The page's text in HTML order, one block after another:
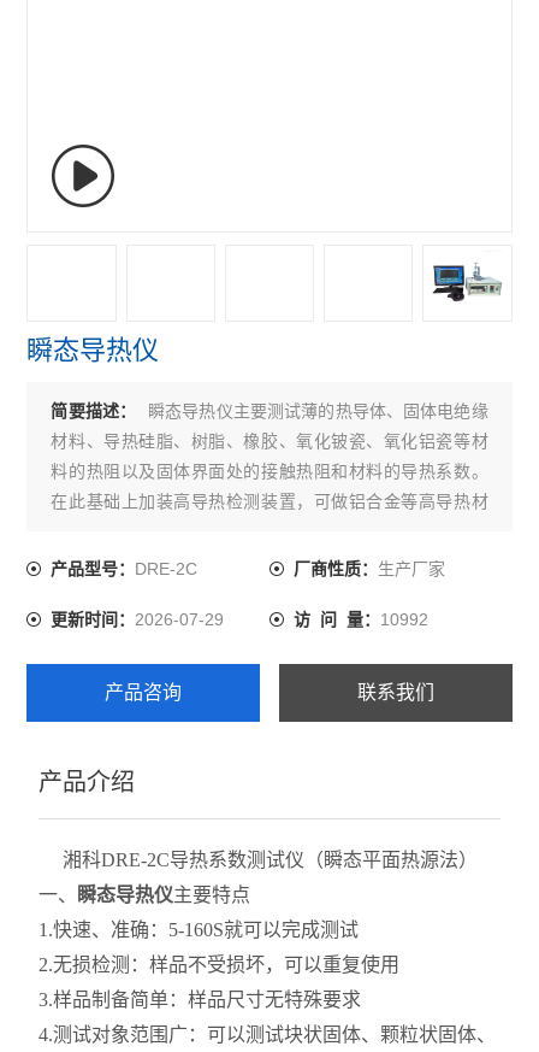
瞬态导热仪
简要描述：
瞬态导热仪主要测试薄的热导体、固体电绝缘
材料、导热硅脂、树脂、橡胶、氧化铍瓷、氧化铝瓷等材
料的热阻以及固体界面处的接触热阻和材料的导热系数。
在此基础上加装高导热检测装置，可做铝合金等高导热材
热阻测试。
产品型号： DRE-2C 厂商性质： 生产厂家
更新时间：2026-07-29 访 问 量： 10992
产品咨询 联系我们
产品介绍
湘科DRE-2C导热系数测试仪（瞬态平面热源法）
一、 瞬态导热仪主要特点
1.快速、准确：5-160S就可以完成测试
2.无损检测：样品不受损坏，可以重复使用
3.样品制备简单：样品尺寸无特殊要求
4.测试对象范围广：可以测试块状固体、颗粒状固体、